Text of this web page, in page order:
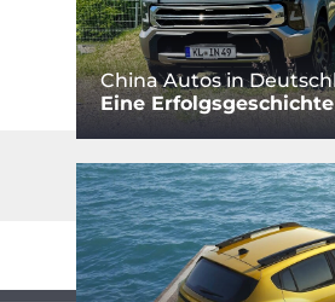
China Autos in
Eine Erfolgsgeschichte